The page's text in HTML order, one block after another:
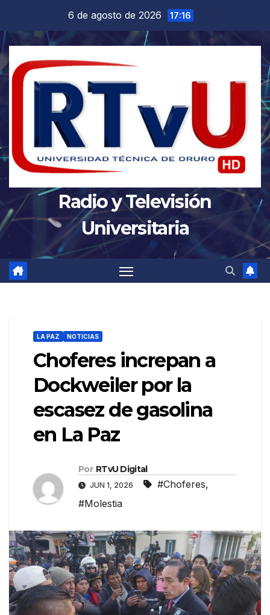
contenido
6 de agosto de 2026 17:16
Radio y Televisión
Universitaria
LA PAZ NOTICIAS
Choferes increpan a
Dockweiler por la
escasez de gasolina
en La Paz
Por RTvU Digital
JUN 1, 2026 #Choferes,
#Molestia